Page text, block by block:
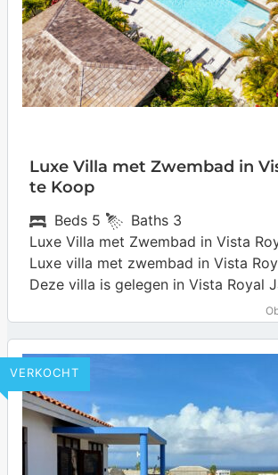
Luxe Villa met Zwembad in
te Koop
Beds 5 Baths 3
Luxe Villa met Zwembad in Vista
Luxe villa met zwembad in Vista
Deze villa is gelegen in Vista Royal
VERKOCHT